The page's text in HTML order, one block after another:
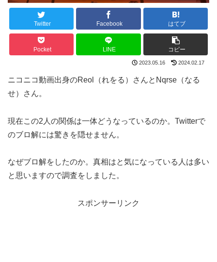
Twitter Facebook はてブ
Pocket LINE コピー
2023.05.16 2024.02.17
ニコニコ動画出身のReol（れをる）さんとNqrse（なる
せ）さん。
現在この2人の関係は一体どうなっているのか。Twitterで
のブロ解には驚きを隠せません。
なぜブロ解をしたのか。真相はと気になっている人は多い
と思いますので調査をしました。
スポンサーリンク